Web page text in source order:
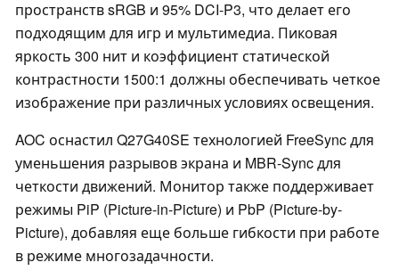
пространств sRGB и 95% DCI-P3, что делает его
подходящим для игр и мультимедиа. Пиковая
яркость 300 нит и коэффициент статической
контрастности 1500:1 должны обеспечивать четкое
изображение при различных условиях освещения.
AOC оснастил Q27G40SE технологией FreeSync для
уменьшения разрывов экрана и MBR-Sync для
четкости движений. Монитор также поддерживает
режимы PiP (Picture-in-Picture) и PbP (Picture-by-
Picture), добавляя еще больше гибкости при работе
в режиме многозадачности.